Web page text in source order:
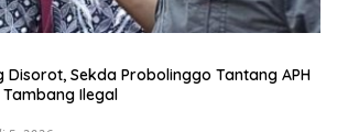
Sekda Probolinggo Tantang APH
Ilegal